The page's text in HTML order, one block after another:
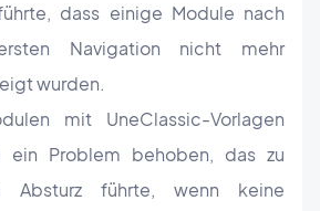
dass einige Module nach
Navigation nicht mehr
wurden.
mit UneClassic-Vorlagen
ein Problem behoben, das zu
Absturz führte, wenn keine